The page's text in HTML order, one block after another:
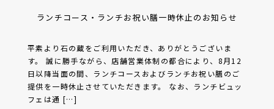
ランチコース・ランチお祝い膳一時休止のお知らせ
平素より石の蔵をご利用いただき、ありがとうございま
す。 誠に勝手ながら、店舗営業体制の都合により、8月12
日以降当面の間、ランチコースおよびランチお祝い膳のご
提供を一時休止させていただきます。 なお、ランチビュッ
フェは通 […]